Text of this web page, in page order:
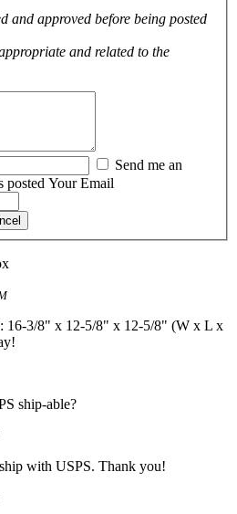
and approved before being posted
and related to the
posted Your Email
16-3/8" x 12-5/8" x 12-5/8" (W x L x
ship-able?
with USPS. Thank you!